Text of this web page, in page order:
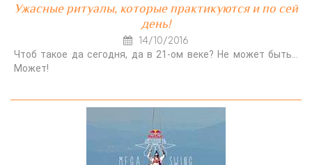
Ужасные ритуалы, которые практикуются и по сей
день!
14/10/2016
Чтоб такое да сегодня, да в 21-ом веке? Не может быть…
Может!